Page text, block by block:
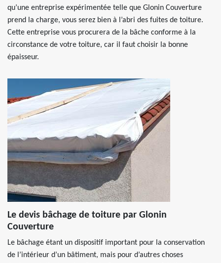
qu’une entreprise expérimentée telle que Glonin Couverture
prend la charge, vous serez bien à l’abri des fuites de toiture.
Cette entreprise vous procurera de la bâche conforme à la
circonstance de votre toiture, car il faut choisir la bonne
épaisseur.
Le devis bâchage de toiture par Glonin
Couverture
Le bâchage étant un dispositif important pour la conservation
de l’intérieur d’un bâtiment, mais pour d’autres choses